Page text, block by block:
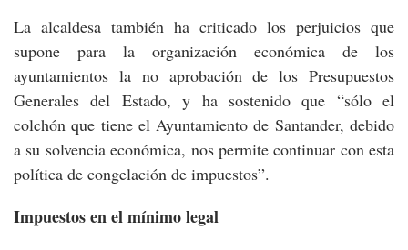
La alcaldesa también ha criticado los perjuicios que
supone para la organización económica de los
ayuntamientos la no aprobación de los Presupuestos
Generales del Estado, y ha sostenido que “sólo el
colchón que tiene el Ayuntamiento de Santander, debido
a su solvencia económica, nos permite continuar con esta
política de congelación de impuestos”.
Impuestos en el mínimo legal